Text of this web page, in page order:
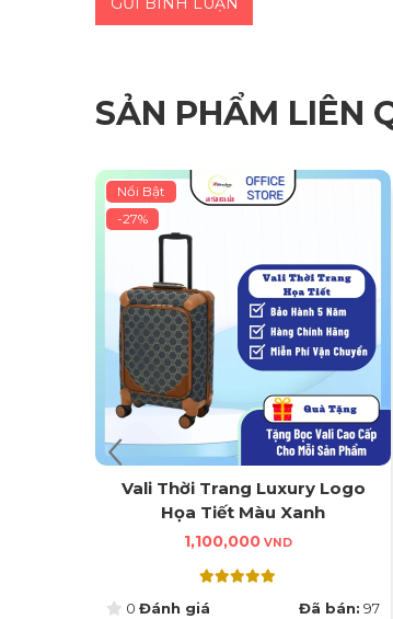
SẢN PHẨM LIÊN
Nổi Bật
-27%
Vali Thời Trang Luxury Logo
Họa Tiết Màu Xanh
1,100,000 VND
0 Đánh giá Đã bán: 97